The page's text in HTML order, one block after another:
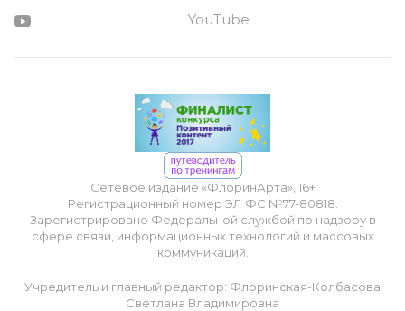
YouTube
Сетевое издание «ФлоринАрта», 16+
Регистрационный номер ЭЛ ФС №77-80818.
Зарегистрировано Федеральной службой по надзору в
сфере связи, информационных технологий и массовых
коммуникаций.
Учредитель и главный редактор: Флоринская-Колбасова
Светлана Владимировна